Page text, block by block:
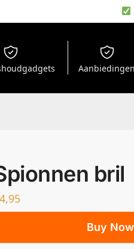
Aanbiedingen
bril
4,95
Buy Now